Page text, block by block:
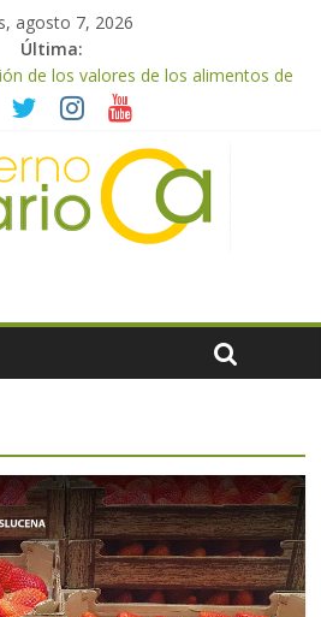
agosto 7, 2026
Última:
de los valores de los alimentos de
de hostelería
vendimia marcada por el
obligará a muchos viticultores a
Pesca y Alimentación impulsa un
del ibérico para reforzar la
en los precios
Pesca y Alimentación autoriza el